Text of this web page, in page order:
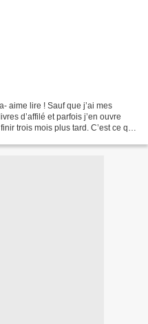
aime lire ! Sauf que j’ai mes
d’affilé et parfois j’en ouvre
trois mois plus tard. C’est ce qui